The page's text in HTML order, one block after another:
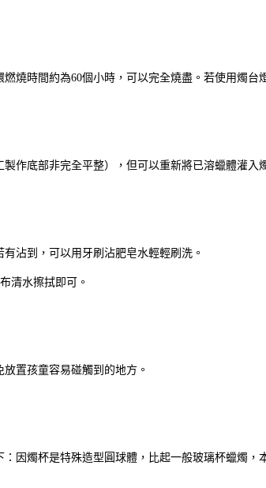
燒時間約為60個小時，可以完全燒盡。若使用燭台
作底部非完全平整），但可以重新將已溶蠟體灌入
沾到，可以用牙刷沾肥皂水輕輕刷洗。
清水擦拭即可。
置孩童容易碰觸到的地方。
因燭杯是特殊造型圓球體，比起一般玻璃杯蠟燭